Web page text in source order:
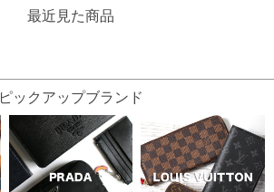
最近見た商品
ピックアップブランド